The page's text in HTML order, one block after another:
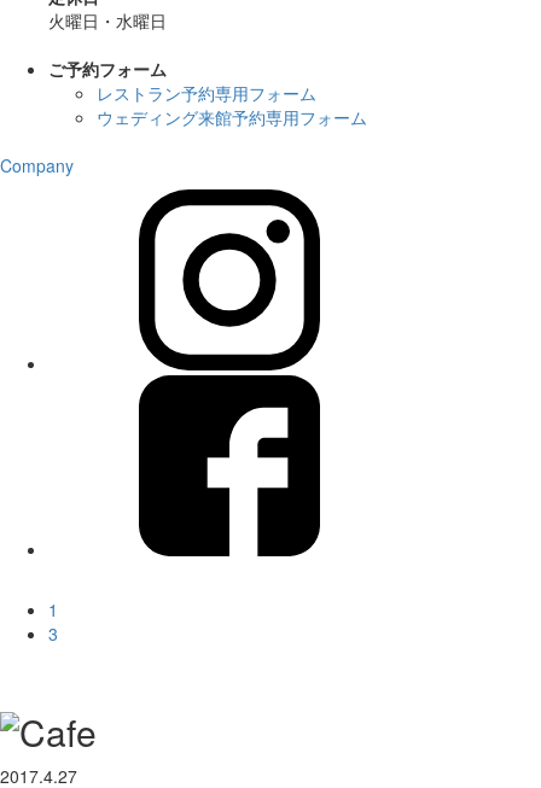
火曜日・水曜日
ご予約フォーム
レストラン予約専用フォーム
ウェディング来館予約専用フォーム
Company
1
3
2017.4.27